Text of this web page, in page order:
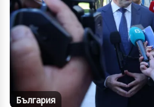
България